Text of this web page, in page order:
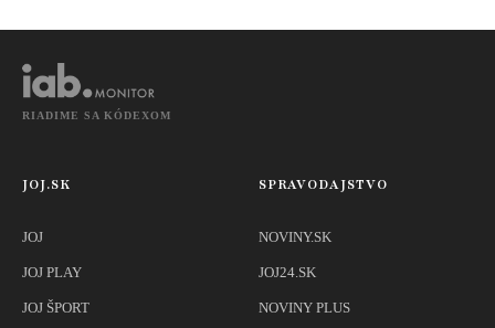
RIADIME SA KÓDEXOM
JOJ.SK
JOJ
JOJ PLAY
JOJ ŠPORT
SPRAVODAJSTVO
NOVINY.SK
JOJ24.SK
NOVINY PLUS